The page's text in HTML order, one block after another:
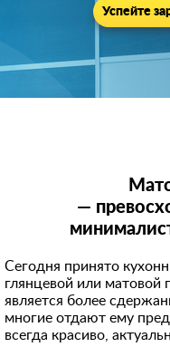
Успейте
—
Сегодня принято
глянцевой или матовой
является более
многие отдают ему
всегда красиво,